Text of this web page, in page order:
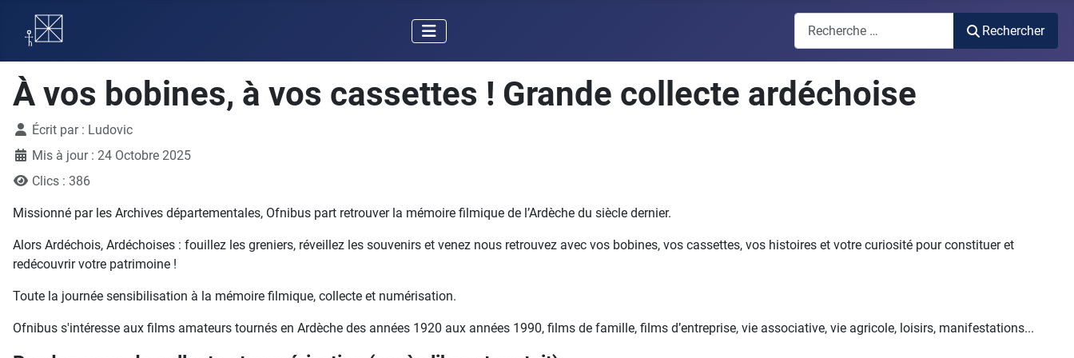
Rechercher
Rechercher
À vos bobines, à vos cassettes ! Grande collecte ardéchoise
DétailsÉcrit par : Ludovic
Mis à jour : 24 Octobre 2025
Clics : 386
Missionné par les Archives départementales, Ofnibus part retrouver la mémoire filmique de l’Ardèche du siècle dernier.
Alors Ardéchois, Ardéchoises : fouillez les greniers, réveillez les souvenirs et venez nous retrouvez avec vos bobines, vos cassettes, vos histoires et votre curiosité pour constituer et
redécouvrir votre patrimoine !
Toute la journée sensibilisation à la mémoire filmique, collecte et numérisation.
Ofnibus s'intéresse aux films amateurs tournés en Ardèche des années 1920 aux années 1990, films de famille, films d’entreprise, vie associative, vie agricole, loisirs, manifestations...